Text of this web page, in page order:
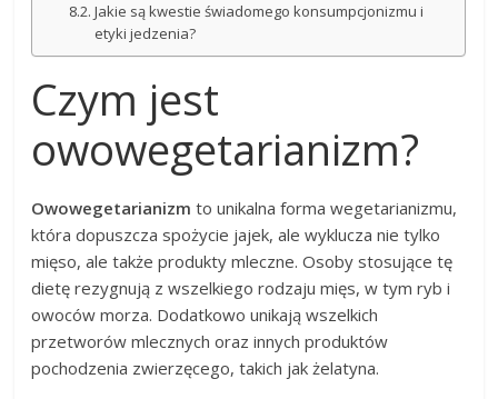
Jakie są kwestie świadomego konsumpcjonizmu i
etyki jedzenia?
Czym jest
owowegetarianizm?
Owowegetarianizm to unikalna forma wegetarianizmu,
która dopuszcza spożycie jajek, ale wyklucza nie tylko
mięso, ale także produkty mleczne. Osoby stosujące tę
dietę rezygnują z wszelkiego rodzaju mięs, w tym ryb i
owoców morza. Dodatkowo unikają wszelkich
przetworów mlecznych oraz innych produktów
pochodzenia zwierzęcego, takich jak żelatyna.